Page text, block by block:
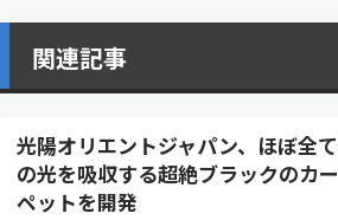
関連記事
光陽オリエントジャパン、ほぼ全て
の光を吸収する超絶ブラックのカー
ペットを開発